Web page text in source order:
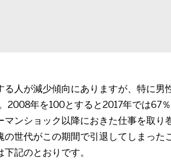
人が減少傾向にありますが、特に
年を100とすると2017年では67
ンショック以降におきた仕事を取
世代がこの期間で引退してしまっ
記のとおりです。